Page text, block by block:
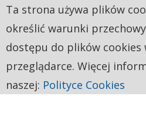
Ta strona używa plików
określić warunki
dostępu do plików cookies
przeglądarce. Więcej
naszej: Polityce Cookies